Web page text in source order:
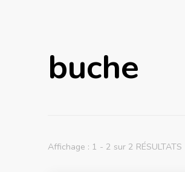
buche
Affichage : 1 - 2 sur 2 RÉSULTATS